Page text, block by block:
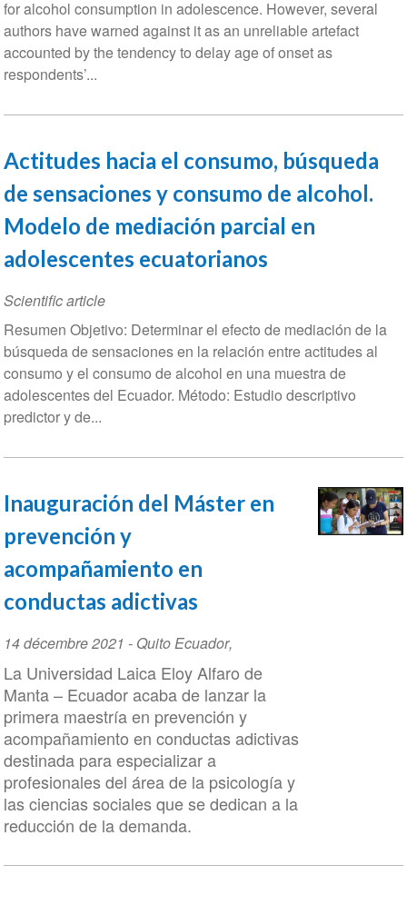
for alcohol consumption in adolescence. However, several
authors have warned against it as an unreliable artefact
accounted by the tendency to delay age of onset as
respondents’...
Actitudes hacia el consumo, búsqueda
de sensaciones y consumo de alcohol.
Modelo de mediación parcial en
adolescentes ecuatorianos
Scientific article
Resumen Objetivo: Determinar el efecto de mediación de la
búsqueda de sensaciones en la relación entre actitudes al
consumo y el consumo de alcohol en una muestra de
adolescentes del Ecuador. Método: Estudio descriptivo
predictor y de...
Inauguración del Máster en
prevención y
acompañamiento en
conductas adictivas
Event
Date
14 décembre 2021 - Quito Ecuador,
La Universidad Laica Eloy Alfaro de
Manta – Ecuador acaba de lanzar la
primera maestría en prevención y
acompañamiento en conductas adictivas
destinada para especializar a
profesionales del área de la psicología y
las ciencias sociales que se dedican a la
reducción de la demanda.